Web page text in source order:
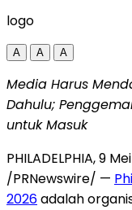
logo
A A A
Media Harus
Dahulu;
untuk Masuk
PHILADELPHIA,9
/PRNewswire/ —
2026adalah